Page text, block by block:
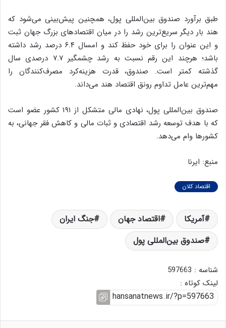
طبق برآورد صندوق بین‌المللی پول، همچنین پیش‌بینی می‌شود که
هند بار دیگر سریع‌ترین رشد را در میان اقتصادهای بزرگ جهان ثبت
و این عنوان را برای خود حفظ کند و امسال ۶.۴ درصد رشد داشته
باشد؛ هرچند این رقم نسبت به رشد چشمگیر ۷.۷ درصدی سال
گذشته کمتر است. صندوق، قدرت هزینه‌کرد مصرف‌کنندگان را
مهم‌ترین عامل تداوم رونق اقتصاد هند می‌داند.
صندوق بین‌المللی پول، نهادی مالی متشکل از ۱۹۱ کشور عضو است
که با هدف توسعه رشد اقتصادی و ثبات مالی و کاهش فقر جهانی، به
کشورها وام می‌دهد.
منبع: ایرنا
اقتصاد کلان
آمریکا اقتصاد جهان
جنگ ایران
صندوق بین‌المللی پول
شناسه : 597663
لینک کوتاه :